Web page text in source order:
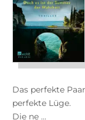
Das perfekte
perfekte Lüge.
Die ne ...